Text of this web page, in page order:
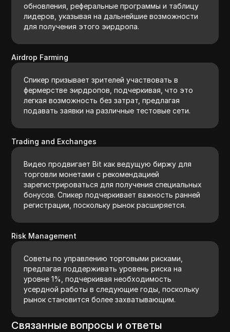
обновления, реферальные программы и таблицу
лидеров, указывая на дальнейшие возможности
для получения этого эирдропа.
Airdrop Farming
Спикер призывает зрителей участвовать в
фермерстве эирдропов, подчеркивая, что это
легкая возможность без затрат, предлагая
подавать заявки на различные тестовые сети.
Trading and Exchanges
Видео продвигает Bit как ведущую биржу для
торговли монетами с рекомендацией
зарегистрироваться для получения специальных
бонусов. Спикер подчеркивает важность ранней
регистрации, поскольку рынок расширяется.
Risk Management
Советы по управлению торговыми рисками,
предлагая поддерживать уровень риска на
уровне 1%, подчеркивая необходимость
усердной работы в следующие годы, поскольку
рынок становится более захватывающим.
Связанные вопросы и ответы